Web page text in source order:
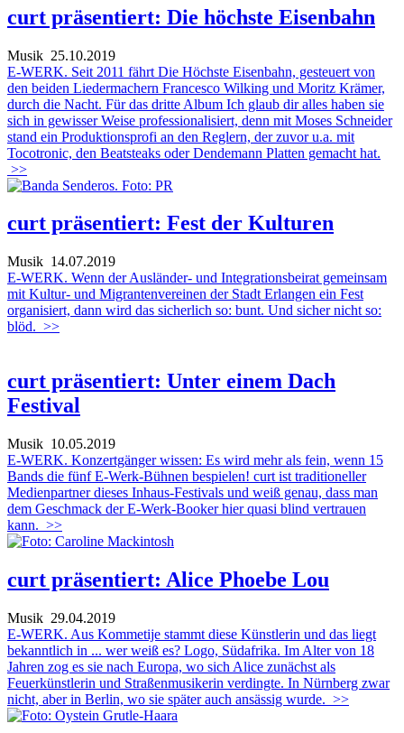
curt präsentiert: Die höchste Eisenbahn
Musik 25.10.2019
E-WERK. Seit 2011 fährt Die Höchste Eisenbahn, gesteuert von
den beiden Liedermachern Francesco Wilking und Moritz Krämer,
durch die Nacht. Für das dritte Album Ich glaub dir alles haben sie
sich in gewisser Weise professionalisiert, denn mit Moses Schneider
stand ein Produktionsprofi an den Reglern, der zuvor u.a. mit
Tocotronic, den Beatsteaks oder Dendemann Platten gemacht hat.
>>
curt präsentiert: Fest der Kulturen
Musik 14.07.2019
E-WERK. Wenn der Ausländer- und Integrationsbeirat gemeinsam
mit Kultur- und Migrantenvereinen der Stadt Erlangen ein Fest
organisiert, dann wird das sicherlich so: bunt. Und sicher nicht so:
blöd. >>
curt präsentiert: Unter einem Dach
Festival
Musik 10.05.2019
E-WERK. Konzertgänger wissen: Es wird mehr als fein, wenn 15
Bands die fünf E-Werk-Bühnen bespielen! curt ist traditioneller
Medienpartner dieses Inhaus-Festivals und weiß genau, dass man
dem Geschmack der E-Werk-Booker hier quasi blind vertrauen
kann. >>
curt präsentiert: Alice Phoebe Lou
Musik 29.04.2019
E-WERK. Aus Kommetije stammt diese Künstlerin und das liegt
bekanntlich in ... wer weiß es? Logo, Südafrika. Im Alter von 18
Jahren zog es sie nach Europa, wo sich Alice zunächst als
Feuerkünstlerin und Straßenmusikerin verdingte. In Nürnberg zwar
nicht, aber in Berlin, wo sie später auch ansässig wurde. >>